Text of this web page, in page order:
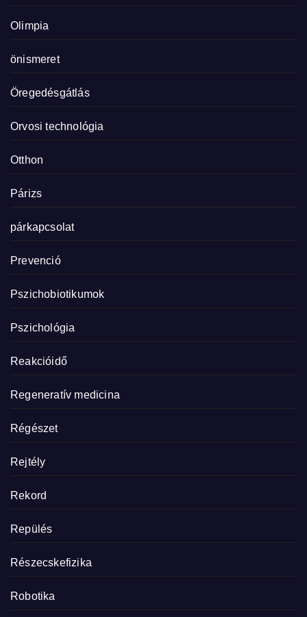
Olimpia
önismeret
Öregedésgátlás
Orvosi technológia
Otthon
Párizs
párkapcsolat
Prevenció
Pszichobiotikumok
Pszichológia
Reakcióidő
Regeneratív medicina
Régészet
Rejtély
Rekord
Repülés
Részecskefizika
Robotika